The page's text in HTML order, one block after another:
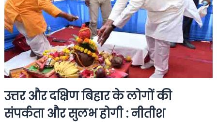
उत्तर और दक्षिण बिहार के लोगों की
संपर्कता और सुलभ होगी : नीतीश